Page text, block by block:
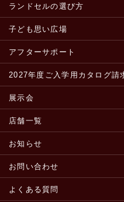
ランドセルの選び方
子ども思い広場
アフターサポート
2027年度ご入学用カタログ請
展示会
店舗一覧
お知らせ
お問い合わせ
よくある質問